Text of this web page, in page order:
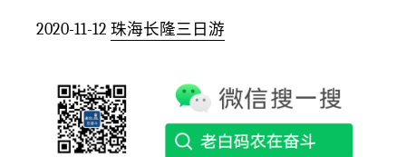
2020-11-12 珠海长隆三日游